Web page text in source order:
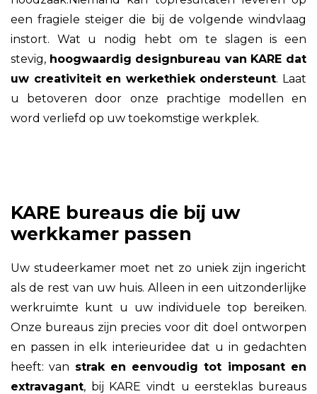
een fragiele steiger die bij de volgende windvlaag
instort. Wat u nodig hebt om te slagen is een
stevig, hoogwaardig designbureau van KARE dat
uw creativiteit en werkethiek ondersteunt. Laat
u betoveren door onze prachtige modellen en
word verliefd op uw toekomstige werkplek.
KARE bureaus die bij uw
werkkamer passen
Uw studeerkamer moet net zo uniek zijn ingericht
als de rest van uw huis. Alleen in een uitzonderlijke
werkruimte kunt u uw individuele top bereiken.
Onze bureaus zijn precies voor dit doel ontworpen
en passen in elk interieuridee dat u in gedachten
heeft: van strak en eenvoudig tot imposant en
extravagant, bij KARE vindt u eersteklas bureaus